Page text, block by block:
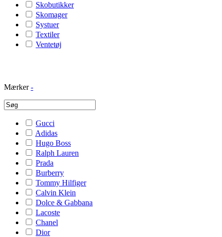
Skobutikker
Skomager
Systuer
Textiler
Ventetøj
Mærker -
Gucci
Adidas
Hugo Boss
Ralph Lauren
Prada
Burberry
Tommy Hilfiger
Calvin Klein
Dolce & Gabbana
Lacoste
Chanel
Dior